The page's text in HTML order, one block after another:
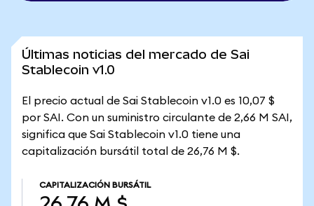
Últimas noticias del mercado de Sai
Stablecoin v1.0
El precio actual de Sai Stablecoin v1.0 es 10,07 $
por SAI. Con un suministro circulante de 2,66 M SAI,
significa que Sai Stablecoin v1.0 tiene una
capitalización bursátil total de 26,76 M $.
CAPITALIZACIÓN BURSÁTIL